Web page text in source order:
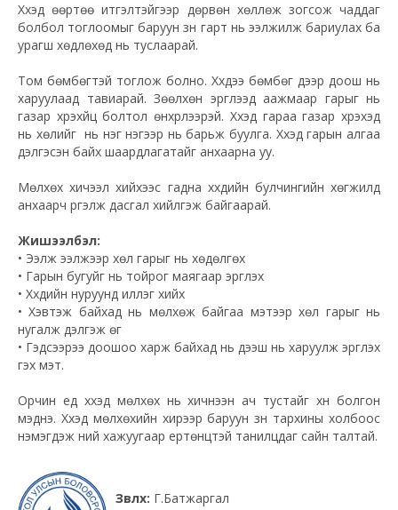
Хүүхэд өөртөө итгэлтэйгээр дөрвөн хөллөж зогсож чаддаг
болбол тоглоомыг баруун зүүн гарт нь ээлжилж бариулах ба
урагш хөдлөхөд нь туслаарай.
Том бөмбөгтэй тоглож болно. Хүүхдээ бөмбөг дээр доош нь
харуулаад тавиарай. Зөөлхөн эргүүлээд аажмаар гарыг нь
газар хүрэхүйц болтол өнхрүүлээрэй. Хүүхэд гараа газар хүрэхэд
нь хөлийг нь нэг нэгээр нь барьж буулга. Хүүхэд гарын алгаа
дэлгэсэн байх шаардлагатайг анхаарна уу.
Мөлхөх хичээл хийхээс гадна хүүхдийн булчингийн хөгжилд
анхаарч үргэлж дасгал хийлгэж байгаарай.
Жишээлбэл:
• Ээлж ээлжээр хөл гарыг нь хөдөлгөх
• Гарын бугуйг нь тойрог маягаар эргүүлэх
• Хүүхдийн нуруунд иллэг хийх
• Хэвтэж байхад нь мөлхөж байгаа мэтээр хөл гарыг нь
нугалж дэлгэж өг
• Гэдсээрээ доошоо харж байхад нь дээш нь харуулж эргүүлэх
гэх мэт.
Орчин үед хүүхэд мөлхөх нь хичнээн ач тустайг хүн болгон
мэднэ. Хүүхэд мөлхөхийн хирээр баруун зүүн тархины холбоос
нэмэгдэж үүний хажуугаар ертөнцтэй танилцдаг сайн талтай.
Зөвлөх: Г.Батжаргал